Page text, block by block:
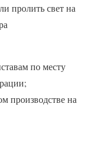
пролить свет на
по месту
производстве на